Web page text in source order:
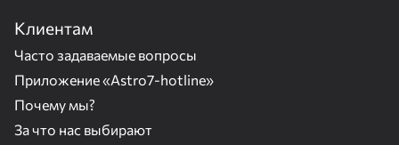
Клиентам
Часто задаваемые вопросы
Приложение «Astro7-hotline»
Почему мы?
За что нас выбирают